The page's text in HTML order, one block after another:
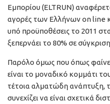
Εμπορίου (ELTRUN)
αγορές των Ελλήνων on line
υπό προϋποθέσεις το 2011
ξεπερνάει το 80% σε
Παρόλο όμως που όπως
είναι το μοναδικό κομμάτι
τέτοια αλματώδη ανάπτυξη,
συνεχίζει να είναι σχετικά